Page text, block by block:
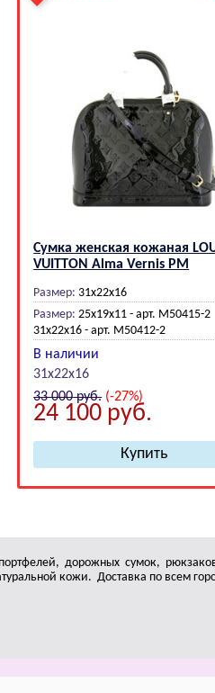
Сумка женская кожаная
VUIТТОN Аlmа Vеrnis PM
Размер: 31x22x16
Размер: 25х19х11 - арт. M50415-2
31х22х16 - арт. M50412-2
В наличии
31х22х16
33 000руб.(-27%)
24 100 руб.
портфелей, дорожных сумок,
кожи. Доставка по всем